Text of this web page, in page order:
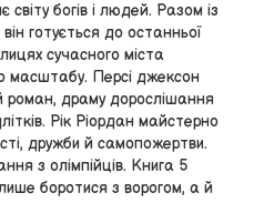
богів і людей. Разом із
готується до останньої
сучасного міста
масштабу. Персі джексон
роман, драму дорослішання
Рік Ріордан майстерно
дружби й самопожертви.
з олімпійців. Книга 5
боротися з ворогом, а й